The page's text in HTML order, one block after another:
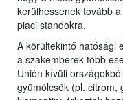
kerülhessenek tovább
piaci standokra.
A körültekintő hatósági
a szakemberek több
Unión kívüli
gyümölcsök (pl. citrom,